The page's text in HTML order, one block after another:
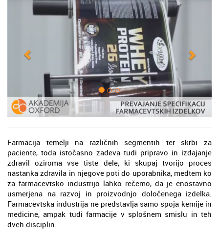
Farmacija temelji na različnih segmentih ter skrbi za
paciente, toda istočasno zadeva tudi pripravo in izdajanje
zdravil oziroma vse tiste dele, ki skupaj tvorijo proces
nastanka zdravila in njegove poti do uporabnika, medtem ko
za farmacevtsko industrijo lahko rečemo, da je enostavno
usmerjena na razvoj in proizvodnjo določenega izdelka.
Farmacevtska industrija ne predstavlja samo spoja kemije in
medicine, ampak tudi farmacije v splošnem smislu in teh
dveh disciplin.